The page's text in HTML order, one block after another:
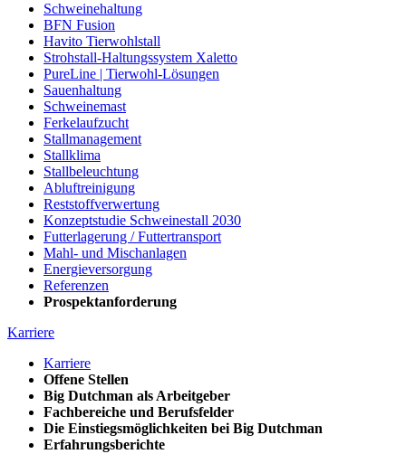
Schweinehaltung
BFN Fusion
Havito Tierwohlstall
Strohstall-Haltungssystem Xaletto
PureLine | Tierwohl-Lösungen
Sauenhaltung
Schweinemast
Ferkelaufzucht
Stallmanagement
Stallklima
Stallbeleuchtung
Abluftreinigung
Reststoffverwertung
Konzeptstudie Schweinestall 2030
Futterlagerung / Futtertransport
Mahl- und Mischanlagen
Energieversorgung
Referenzen
Prospektanforderung
Karriere
Karriere
Offene Stellen
Big Dutchman als Arbeitgeber
Fachbereiche und Berufsfelder
Die Einstiegsmöglichkeiten bei Big Dutchman
Erfahrungsberichte